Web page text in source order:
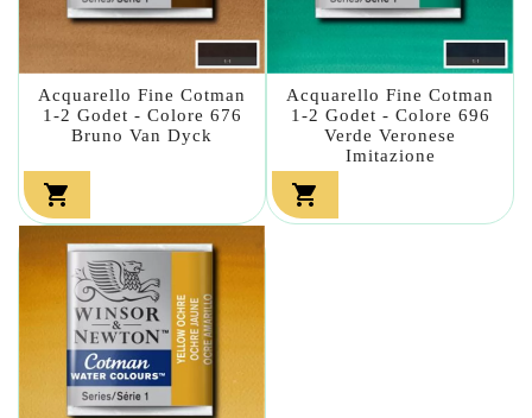
Acquarello Fine Cotman
1-2 Godet - Colore 676
Bruno Van Dyck

Acquarello Fine Cotman
1-2 Godet - Colore 696
Verde Veronese
Imitazione
